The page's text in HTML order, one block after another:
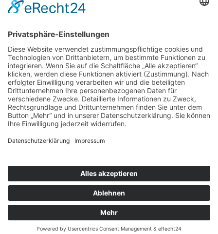
Absenden
LOGIN
KONTAKT
IMPRESSUM
DATENSCHUTZ
Cookie-Einstellungen
GmbH
Ludwig-Wolker-Straße 6 • D-48157 Münster
Telefon: +49 (0) 251 - 32 59 87 • Fax: +49 (0) 251 - 32 11 0 98
E-Mail: kontakt@denecke-bat.de